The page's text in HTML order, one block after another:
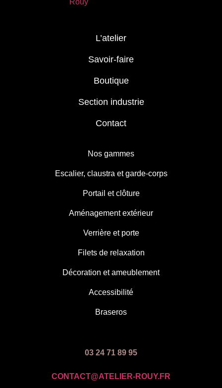
L’atelier
Savoir-faire
Boutique
Section industrie
Contact
Nos gammes
Escalier, claustra et garde-corps
Portail et clôture
Aménagement extérieur
Verrière et porte
Filets de relaxation
Décoration et ameublement
Accessibilité
Braseros
03 24 71 89 95
CONTACT@ATELIER-ROUY.FR